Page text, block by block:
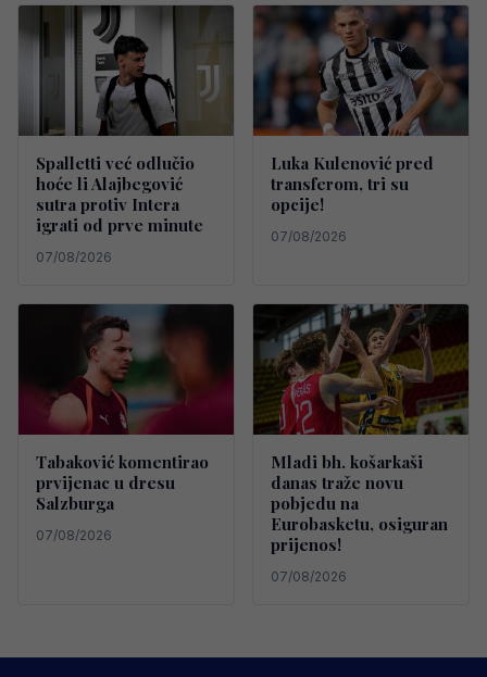
Spalletti već odlučio
hoće li Alajbegović
sutra protiv Intera
igrati od prve minute
07/08/2026
Luka Kulenović pred
transferom, tri su
opcije!
07/08/2026
Tabaković komentirao
prvijenac u dresu
Salzburga
07/08/2026
Mladi bh. košarkaši
danas traže novu
pobjedu na
Eurobasketu, osiguran
prijenos!
07/08/2026